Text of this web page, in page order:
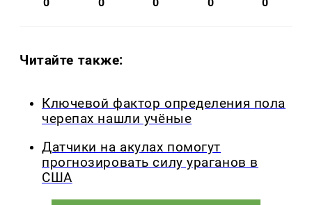
Читайте также:
Ключевой фактор определения пола
черепах нашли учёные
Датчики на акулах помогут
прогнозировать силу ураганов в
США